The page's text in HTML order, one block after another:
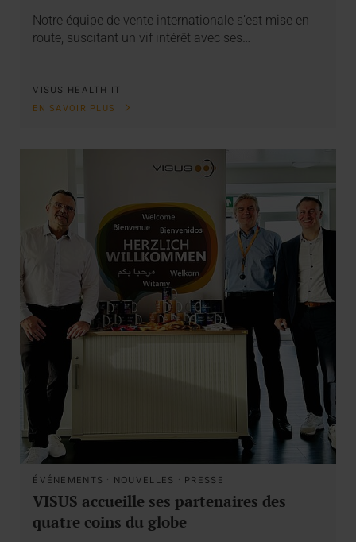
Notre équipe de vente internationale s’est mise en
route, suscitant un vif intérêt avec ses…
VISUS HEALTH IT
EN SAVOIR PLUS
ÉVÉNEMENTS · NOUVELLES · PRESSE
VISUS accueille ses partenaires des
quatre coins du globe